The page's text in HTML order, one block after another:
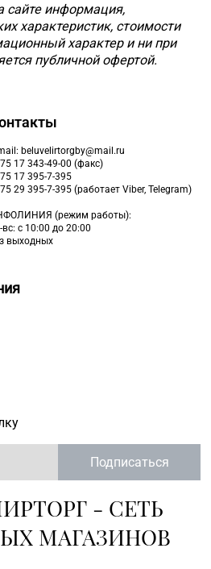
сайте информация,
характеристик, стоимости
характер и ни при
публичной офертой.
beluvelirtorgby@mail.ru
17 343-49-00 (факс)
17 395-7-395
29 395-7-395 (работает Viber, Telegram)
(режим работы):
вс: с 10:00 до 20:00
выходных
Подписаться
- СЕТЬ
МАГАЗИНОВ